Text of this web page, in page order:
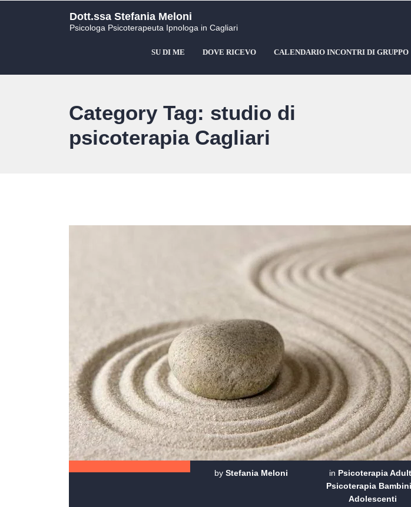
Dott.ssa Stefania Meloni
Psicologa Psicoterapeuta Ipnologa in Cagliari
SU DI ME DOVE RICEVO CALENDARIO INCONTRI DI GRUPPO
Category Tag: studio di
psicoterapia Cagliari
by Stefania Meloni in Psicoterapia
Psicoterapia
Adolescenti